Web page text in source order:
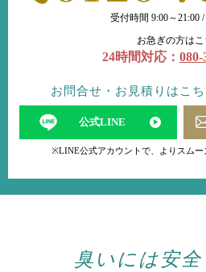
受付時間 9:00～21:00
お急ぎの方はこ
24時間対応： 080-
お問合せ・お見積りはこ
公式LINE
※LINE公式アカウントで、よりスムー
臭いには安